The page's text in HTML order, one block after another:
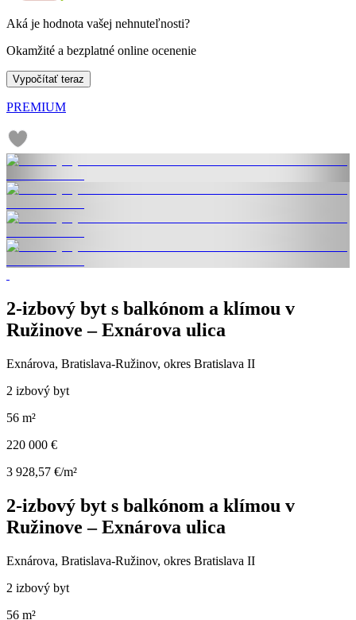
Aká je hodnota vašej nehnuteľnosti?
Okamžité a bezplatné online ocenenie
Vypočítať teraz
PREMIUM
2-izbový byt s balkónom a klímou v
Ružinove – Exnárova ulica
Exnárova, Bratislava-Ružinov, okres Bratislava II
2 izbový byt
56 m²
220 000 €
3 928,57 €/m²
2-izbový byt s balkónom a klímou v
Ružinove – Exnárova ulica
Exnárova, Bratislava-Ružinov, okres Bratislava II
2 izbový byt
56 m²